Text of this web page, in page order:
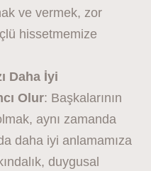
ve vermek, zor
hissetmemize
Daha İyi
Olur: Başkalarının
aynı zamanda
daha iyi anlamamıza
duygusal